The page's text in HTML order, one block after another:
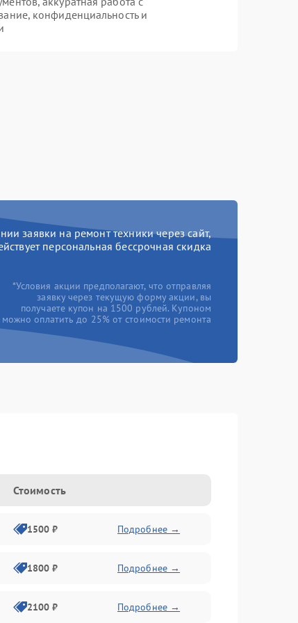
конфиденциальность и
заявки на ремонт техники через сайт,
персональная бессрочная скидка
*Условия акции предполагают, что отправляя
заявку через текущую форму акции, вы
получаете купон на 1500 рублей. Купоном
можно оплатить до 25% от стоимости ремонта
Стоимость
1500 ₽ Подробнее →
1800 ₽ Подробнее →
2100 ₽ Подробнее →